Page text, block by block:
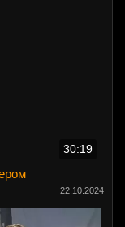
30:19
22.10.2024